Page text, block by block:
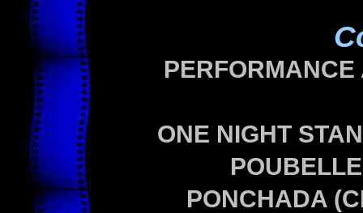
PERFORMANCE
ONE NIGHT
PONCHADA